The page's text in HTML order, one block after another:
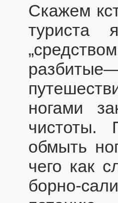
Скажем
туриста
ногами
чистоты.
обмыть
чего как
борно-